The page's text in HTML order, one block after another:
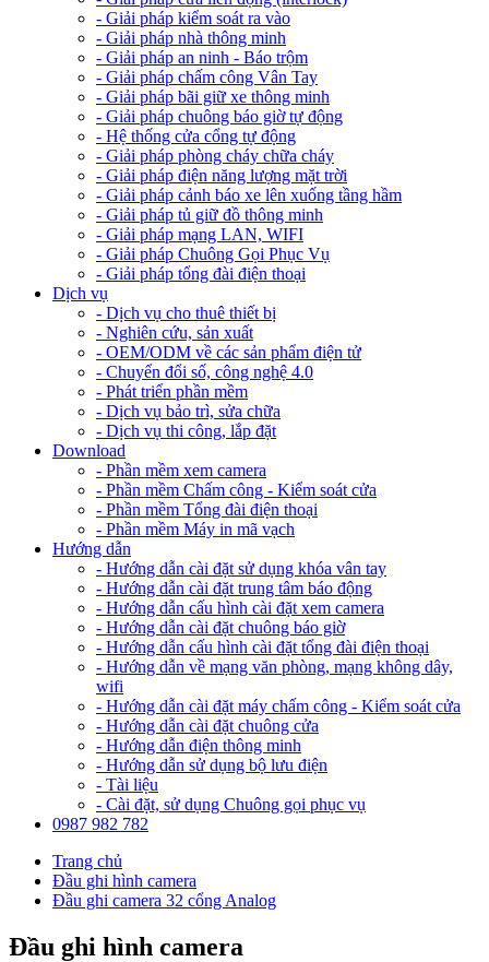
- Giải pháp kiểm soát ra vào
- Giải pháp nhà thông minh
- Giải pháp an ninh - Báo trộm
- Giải pháp chấm công Vân Tay
- Giải pháp bãi giữ xe thông minh
- Giải pháp chuông báo giờ tự động
- Hệ thống cửa cổng tự động
- Giải pháp phòng cháy chữa cháy
- Giải pháp điện năng lượng mặt trời
- Giải pháp cảnh báo xe lên xuống tầng hầm
- Giải pháp tủ giữ đồ thông minh
- Giải pháp mạng LAN, WIFI
- Giải pháp Chuông Gọi Phục Vụ
- Giải pháp tổng đài điện thoại
Dịch vụ
- Dịch vụ cho thuê thiết bị
- Nghiên cứu, sản xuất
- OEM/ODM về các sản phẩm điện tử
- Chuyển đổi số, công nghệ 4.0
- Phát triển phần mềm
- Dịch vụ bảo trì, sửa chữa
- Dịch vụ thi công, lắp đặt
Download
- Phần mềm xem camera
- Phần mềm Chấm công - Kiểm soát cửa
- Phần mềm Tổng đài điện thoại
- Phần mềm Máy in mã vạch
Hướng dẫn
- Hướng dẫn cài đặt sử dụng khóa vân tay
- Hướng dẫn cài đặt trung tâm báo động
- Hướng dẫn cấu hình cài đặt xem camera
- Hướng dẫn cài đặt chuông báo giờ
- Hướng dẫn cấu hình cài đặt tổng đài điện thoại
- Hướng dẫn về mạng văn phòng, mạng không dây,
wifi
- Hướng dẫn cài đặt máy chấm công - Kiểm soát cửa
- Hướng dẫn cài đặt chuông cửa
- Hướng dẫn điện thông minh
- Hướng dẫn sử dụng bộ lưu điện
- Tài liệu
- Cài đặt, sử dụng Chuông gọi phục vụ
0987 982 782
Trang chủ
Đầu ghi hình camera
Đầu ghi camera 32 cổng Analog
Đầu ghi hình camera